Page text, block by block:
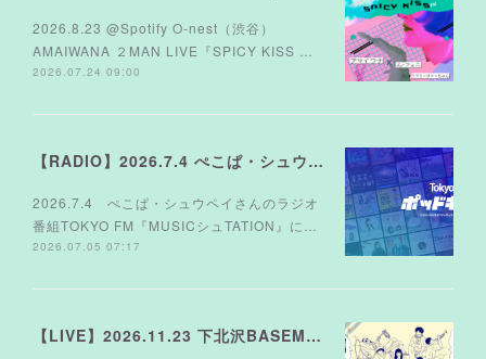
2026.8.23 @Spotify O-nest（渋谷）
AMAIWANA ２MAN LIVE『SPICY KISS …
2026.07.24 09:00
【RADIO】2026.7.4 ぺこぱ・シュウペイさんのラジオ TOKYO FM『MUSICシュTATION』
2026.7.4 ぺこぱ・シュウペイさんのラジオ
番組TOKYO FM『MUSICシュTATION』に…
2026.07.05 07:17
【LIVE】2026.11.23 下北沢BASEMENTBAR＆THREE